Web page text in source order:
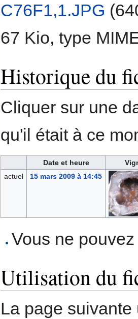
C76F1,1.JPG
67 Kio, type
Historique du
Cliquer sur une
qu'il était à ce
Date et heure
actuel
15 mars 2009 à 14:45
Vous ne
Utilisation du
La page